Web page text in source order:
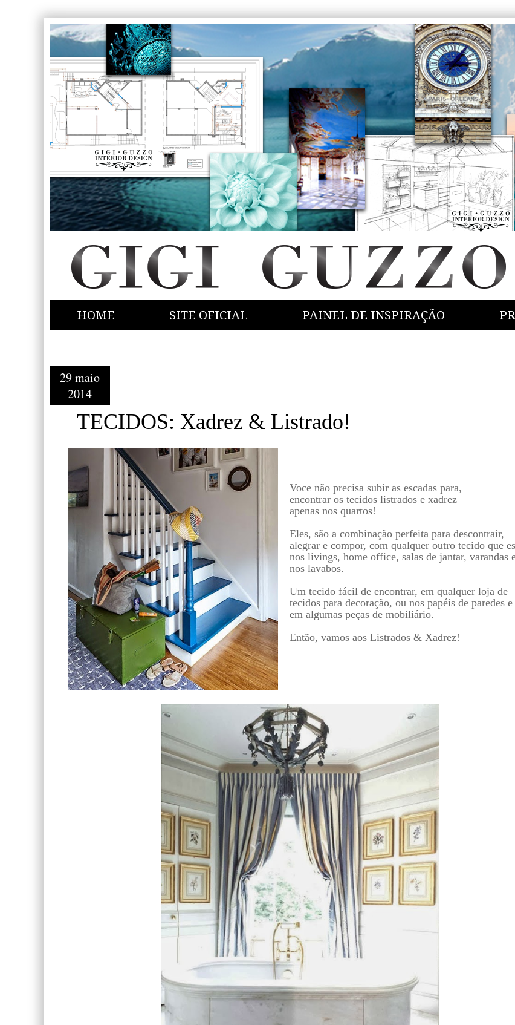
HOME SITE OFICIAL PAINEL DE INSPIRAÇÃO
29 maio
2014
TECIDOS: Xadrez & Listrado!
Voce não precisa subir as escadas para,
encontrar os tecidos listrados e xadrez
apenas nos quartos!
Eles, são a combinação perfeita para descontrair,
alegrar e compor, com qualquer outro tecido que
nos livings, home office, salas de jantar, varandas
nos lavabos.
Um tecido fácil de encontrar, em qualquer loja de
tecidos para decoração, ou nos papéis de paredes e
em algumas peças de mobiliário.
Então, vamos aos Listrados & Xadrez!